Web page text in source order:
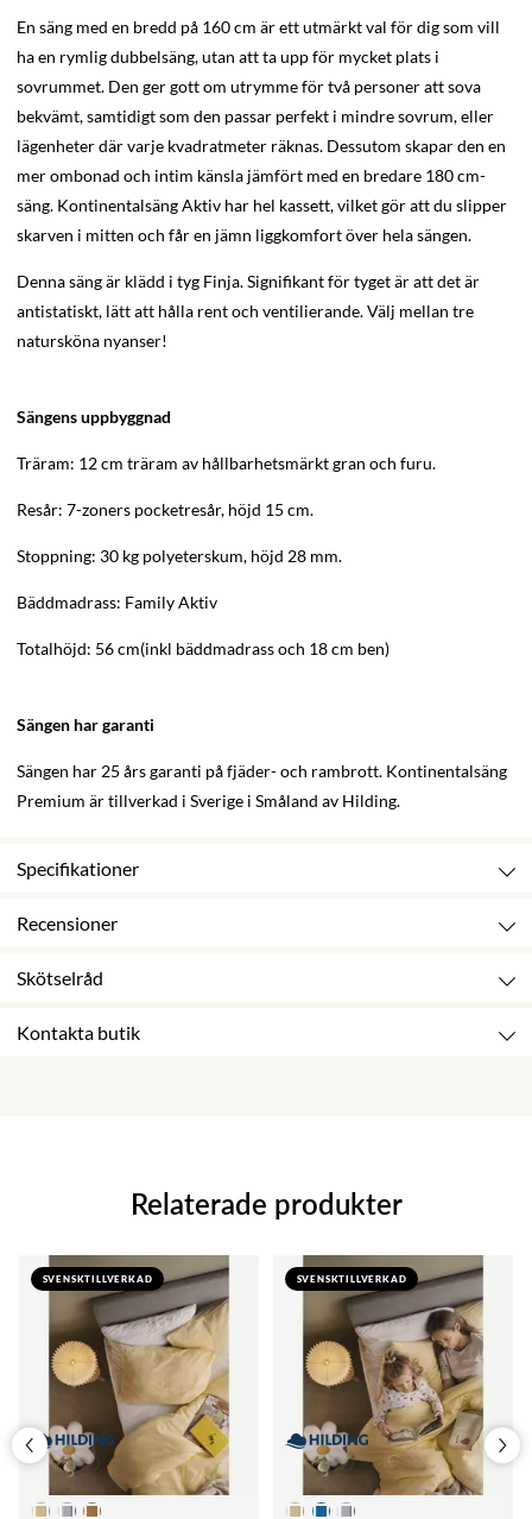
En säng med en bredd på 160 cm är ett utmärkt val för dig som vill
ha en rymlig dubbelsäng, utan att ta upp för mycket plats i
sovrummet. Den ger gott om utrymme för två personer att sova
bekvämt, samtidigt som den passar perfekt i mindre sovrum, eller
lägenheter där varje kvadratmeter räknas. Dessutom skapar den en
mer ombonad och intim känsla jämfört med en bredare 180 cm-
säng. Kontinentalsäng Aktiv har hel kassett, vilket gör att du slipper
skarven i mitten och får en jämn liggkomfort över hela sängen.
Denna säng är klädd i tyg Finja. Signifikant för tyget är att det är
antistatiskt, lätt att hålla rent och ventilierande. Välj mellan tre
natursköna nyanser!
Sängens uppbyggnad
Träram: 12 cm träram av hållbarhetsmärkt gran och furu.
Resår: 7-zoners pocketresår, höjd 15 cm.
Stoppning: 30 kg polyeterskum, höjd 28 mm.
Bäddmadrass: Family Aktiv
Totalhöjd: 56 cm(inkl bäddmadrass och 18 cm ben)
Sängen har garanti
Sängen har 25 års garanti på fjäder- och rambrott. Kontinentalsäng
Premium är tillverkad i Sverige i Småland av Hilding.
Specifikationer
Recensioner
Skötselråd
Kontakta butik
Relaterade produkter
SVENSKTILLVERKAD SVENSKTILLVERKAD